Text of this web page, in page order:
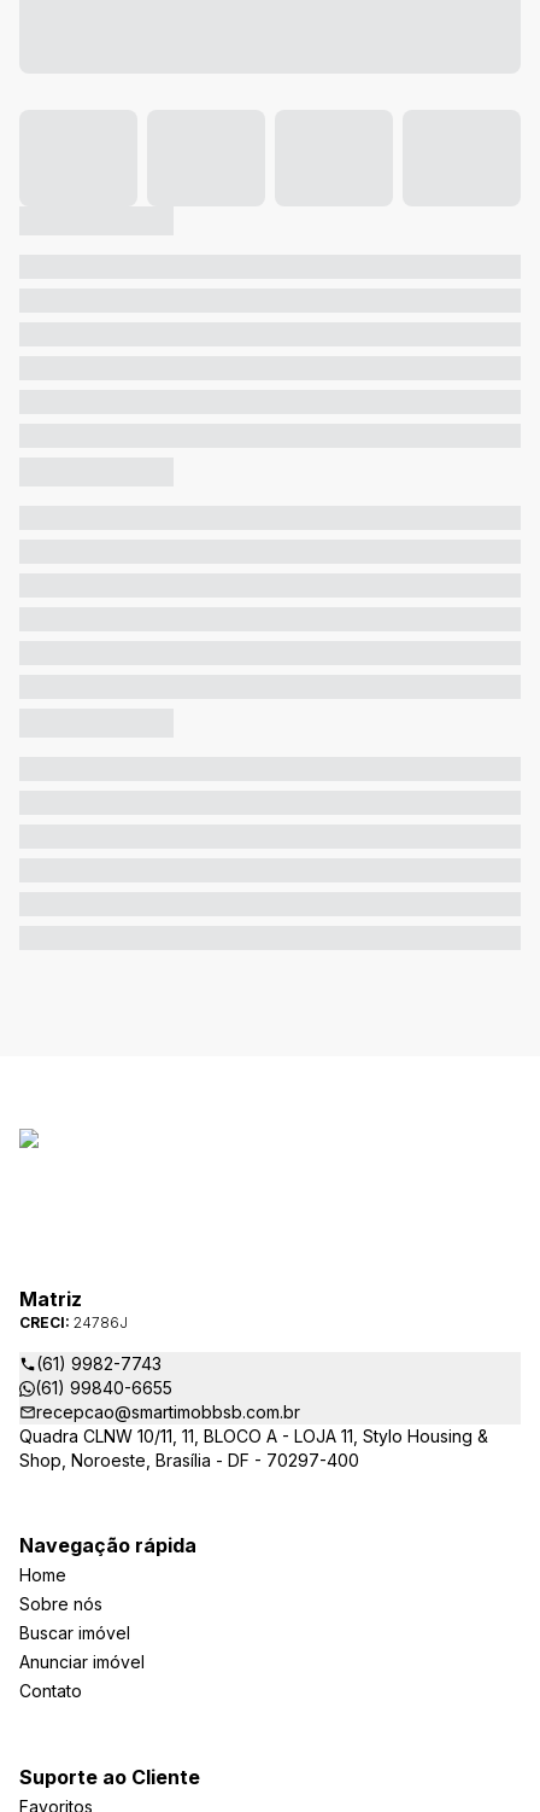
Matriz
CRECI: 24786J
(61) 9982-7743
(61) 99840-6655
recepcao@smartimobbsb.com.br
Quadra CLNW 10/11, 11, BLOCO A - LOJA 11, Stylo Housing &
Shop, Noroeste, Brasília - DF - 70297-400
Navegação rápida
Home
Sobre nós
Buscar imóvel
Anunciar imóvel
Contato
Suporte ao Cliente
Favoritos